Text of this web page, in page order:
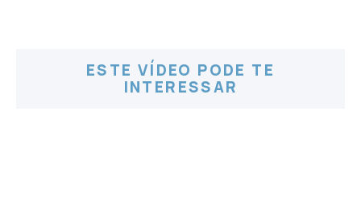
ESTE VÍDEO PODE TE
INTERESSAR